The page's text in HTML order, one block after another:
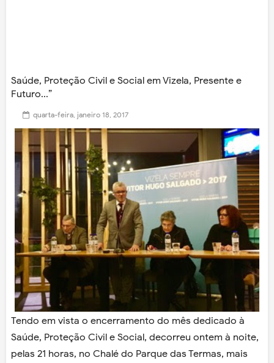
Saúde, Proteção Civil e Social em Vizela, Presente e
Futuro...”
quarta-feira, janeiro 18, 2017
Tendo em vista o encerramento do mês dedicado à
Saúde, Proteção Civil e Social, decorreu ontem à noite,
pelas 21 horas, no Chalé do Parque das Termas, mais